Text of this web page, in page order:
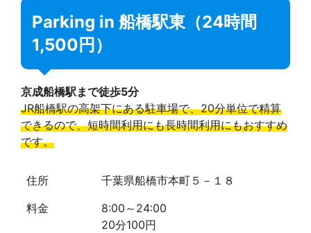
Parking in 船橋駅東（24時間
1,500円）
京成船橋駅まで徒歩5分
JR船橋駅の高架下にある駐車場で、20分単位で精算
できるので、短時間利用にも長時間利用にもおすすめ
です。
住所
千葉県船橋市本町５－１８
料金
8:00～24:00
20分100円